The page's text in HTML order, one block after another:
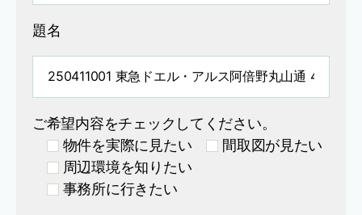
題名
ご希望内容をチェックしてください。
物件を実際に見たい
間取図が見たい
周辺環境を知りたい
事務所に行きたい